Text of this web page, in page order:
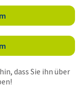
dass Sie ihn über